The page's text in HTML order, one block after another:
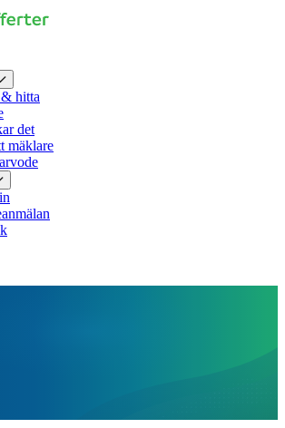
hitta
det
mäklare